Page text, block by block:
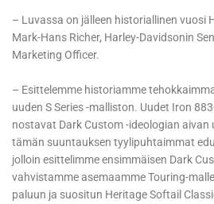
– Luvassa on jälleen historiallinen vuosi
Mark-Hans Richer, Harley-Davidsonin
Marketing Officer.
– Esittelemme historiamme
uuden S Series -malliston. Uudet Iron
nostavat Dark Custom -ideologian aivan
tämän suuntauksen tyylipuhtaimmat
jolloin esittelimme ensimmäisen Dark
vahvistamme asemaamme Touring-
paluun ja suositun Heritage Softail